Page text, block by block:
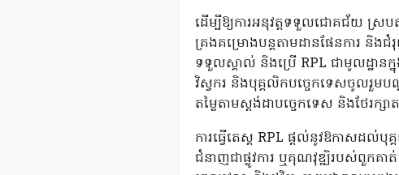
ដើម្បីឱ្យការអនុវត្តទទួលជោគជ័យ ស្រ
គ្រងគម្រោងបន្តតាមដានផែនការ និ
ទទួលស្គាល់ និងប្រើ RPL ជាមូលដ្ឋាន
វិស្វករ និងបុគ្គលិកបច្ចេកទេសចូលរួមបណ្
តម្លៃតាមស្តង់ដាបច្ចេកទេស និងថែរក្
ការធ្វើតេស្ត RPL ផ្តល់នូវឱកាសដល់
ជំនាញជាផ្លូវការ ឬគុណវុឌ្ឍិរបស់ពួកគ